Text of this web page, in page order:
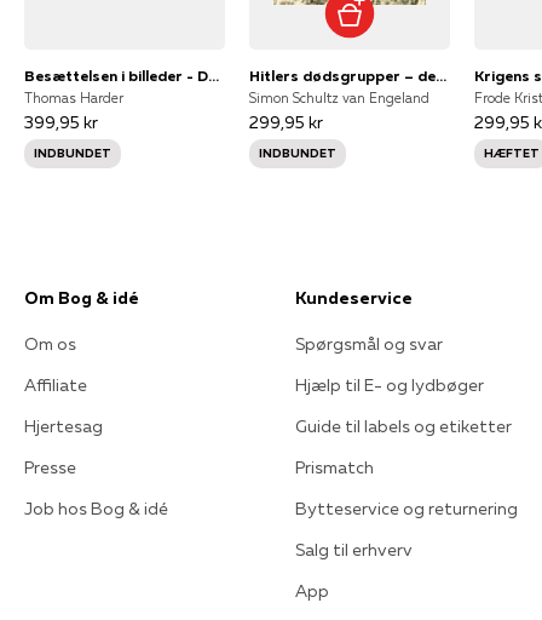
Besættelsen i billeder - Danmark 1940-1945
Thomas Harder
399,95 kr
INDBUNDET
Hitlers dødsgrupper – de danske bødler
Simon Schultz van Engeland
299,95 kr
INDBUNDET
Krigens
299,95
HÆFTET
Om Bog & idé
Om os
Affiliate
Hjertesag
Presse
Job hos Bog & idé
Kundeservice
Spørgsmål og svar
Hjælp til E- og lydbøger
Guide til labels og etiketter
Prismatch
Bytteservice og returnering
Salg til erhverv
App